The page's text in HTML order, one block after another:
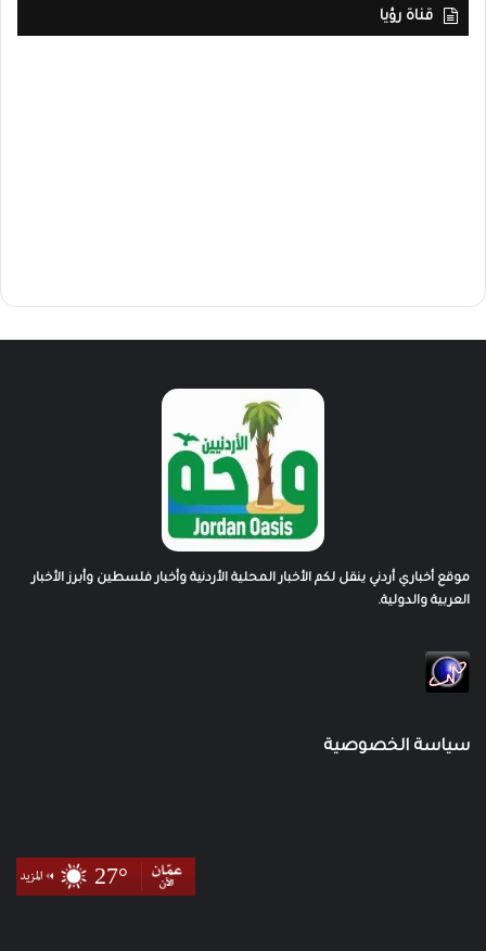
قناة رؤيا
موقع أخباري أردني ينقل لكم الأخبار المحلية الأردنية وأخبار فلسطين وأبرز الأخبار
العربية والدولية.
سياسة الخصوصية